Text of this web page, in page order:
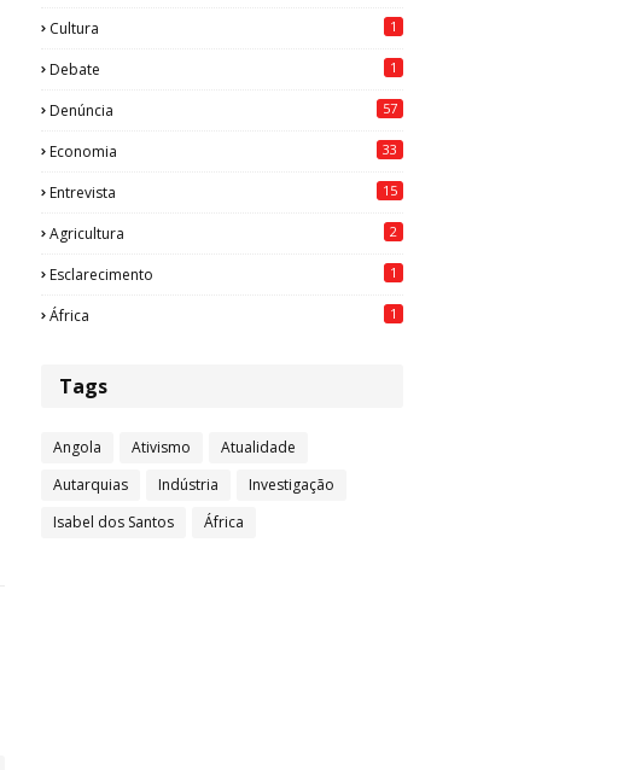
Cultura 1
Debate 1
Denúncia 57
Economia 33
Entrevista 15
Agricultura 2
Esclarecimento 1
África 1
Tags
Angola Ativismo
Atualidade
Autarquias
Indústria
Investigação
Isabel dos Santos
África